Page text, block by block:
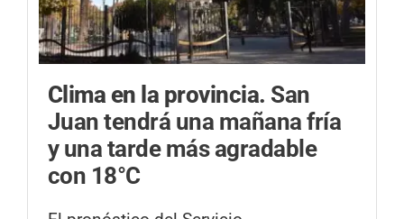
Clima en la provincia. San
Juan tendrá una mañana fría
y una tarde más agradable
con 18°C